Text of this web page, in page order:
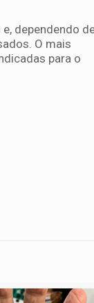
dependendo
O mais
para o